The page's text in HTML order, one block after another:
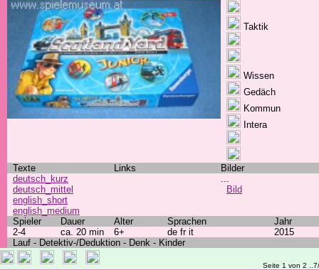
Taktik
Wissen
Gedäch
Kommun
Intera
Texte Links
Bilder
deutsch_kurz
deutsch_mittel
english_short
english_medium
...
Bild
Spieler Dauer Alter Sprachen
Jahr
2-4
ca. 20 min 6+ de fr it
2015
Lauf - Detektiv-/Deduktion - Denk - Kinder
Seite 1 von 2